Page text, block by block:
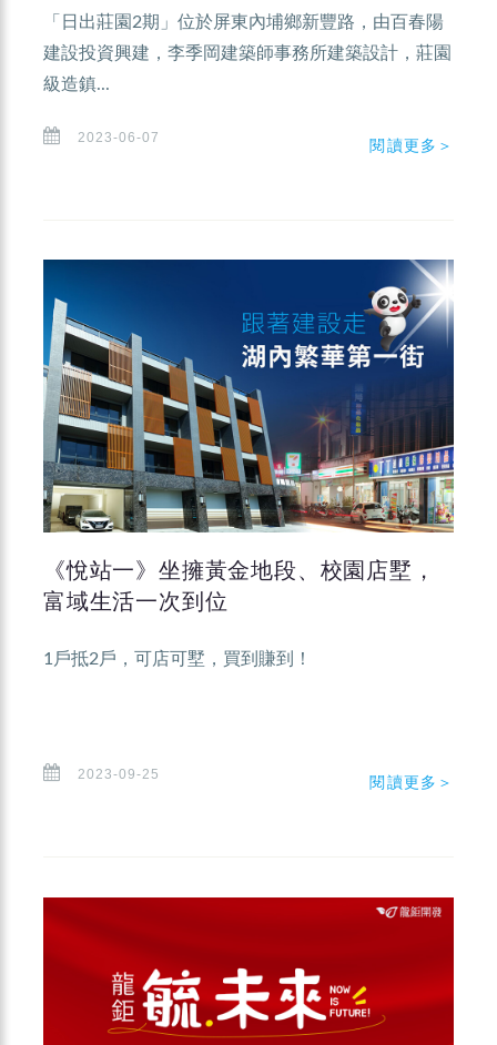
「日出莊園2期」位於屏東內埔鄉新豐路，由百春陽
建設投資興建，李季岡建築師事務所建築設計，莊園
級造鎮...
2023-06-07 閱讀更多＞
《悅站一》坐擁黃金地段、校園店墅，
富域生活一次到位
1戶抵2戶，可店可墅，買到賺到！
2023-09-25 閱讀更多＞